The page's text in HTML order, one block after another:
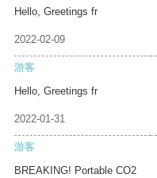
Hello, Greetings fr
2022-02-09
游客
Hello, Greetings fr
2022-01-31
游客
BREAKING! Portable CO2